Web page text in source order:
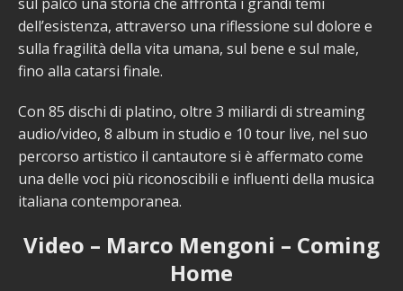
dell’esistenza, attraverso una riflessione sul dolore e
sulla fragilità della vita umana, sul bene e sul male,
fino alla catarsi finale.
Con 85 dischi di platino, oltre 3 miliardi di streaming
audio/video, 8 album in studio e 10 tour live, nel suo
percorso artistico il cantautore si è affermato come
una delle voci più riconoscibili e influenti della musica
italiana contemporanea.
Video – Marco Mengoni – Coming
Home